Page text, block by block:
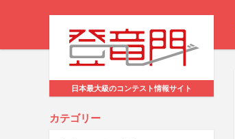
日本最大級のコンテスト情報サイト
カテゴリー